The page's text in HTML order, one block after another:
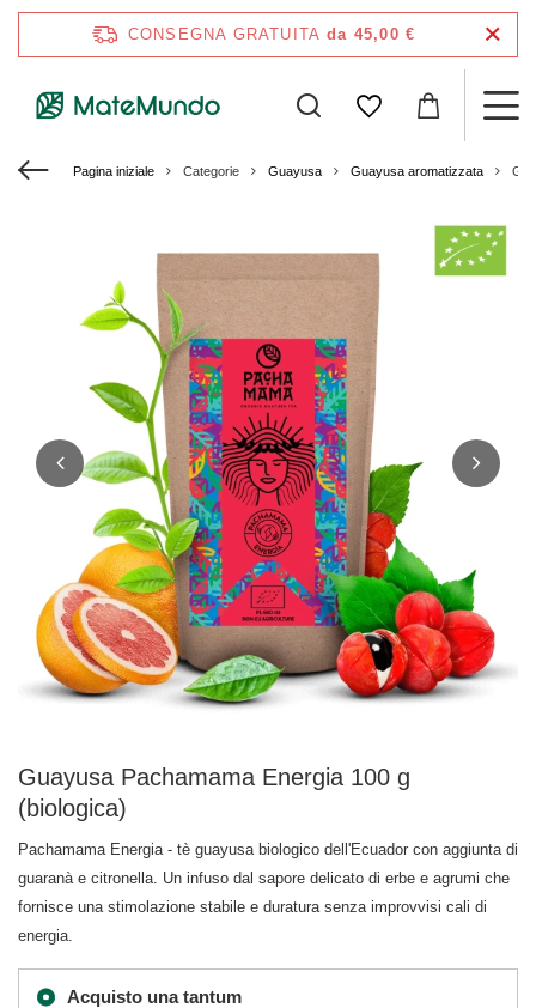
CONSEGNA GRATUITA da 45,00 €
Pagina iniziale Categorie Guayusa Guayusa aromatizzata
Guayusa Pachamama Energia 100 g
(biologica)
Pachamama Energia - tè guayusa biologico dell'Ecuador con aggiunta di
guaranà e citronella. Un infuso dal sapore delicato di erbe e agrumi che
fornisce una stimolazione stabile e duratura senza improvvisi cali di
energia.
Acquisto una tantum